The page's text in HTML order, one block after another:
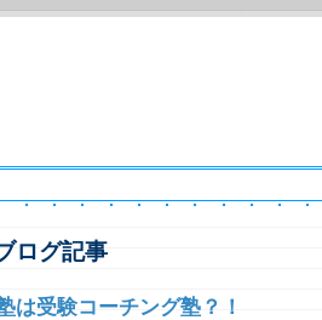
ログ記事
は受験コーチング塾？！